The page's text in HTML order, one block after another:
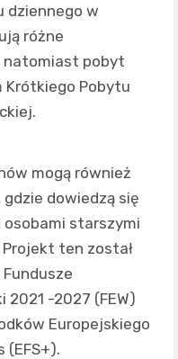
dziennego w
różne
natomiast pobyt
Krótkiego Pobytu
mogą również
gdzie dowiedzą się
starszymi
Projekt ten został
2021 -2027 (FEW)
Europejskiego
(EFS+).